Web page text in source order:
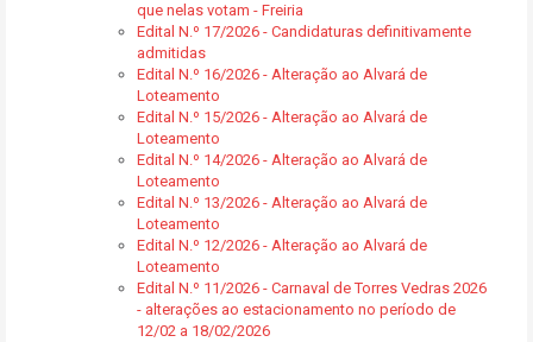
que nelas votam - Freiria
Edital N.º 17/2026 - Candidaturas definitivamente
admitidas
Edital N.º 16/2026 - Alteração ao Alvará de
Loteamento
Edital N.º 15/2026 - Alteração ao Alvará de
Loteamento
Edital N.º 14/2026 - Alteração ao Alvará de
Loteamento
Edital N.º 13/2026 - Alteração ao Alvará de
Loteamento
Edital N.º 12/2026 - Alteração ao Alvará de
Loteamento
Edital N.º 11/2026 - Carnaval de Torres Vedras 2026
- alterações ao estacionamento no período de
12/02 a 18/02/2026